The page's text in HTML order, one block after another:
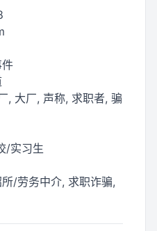
, 大厂, 声称, 求职者, 骗
/实习生
/劳务中介, 求职诈骗,